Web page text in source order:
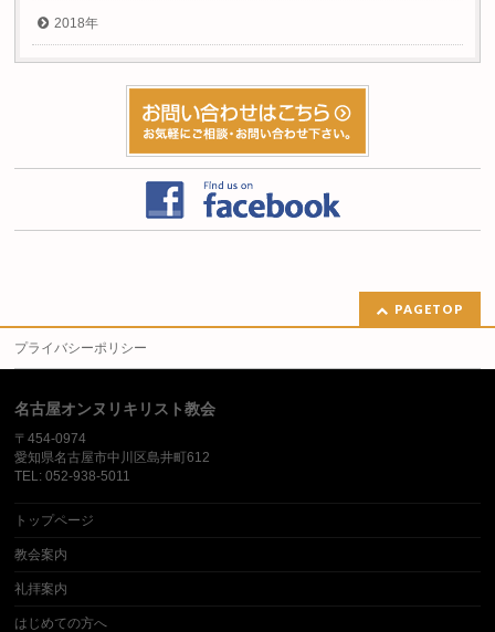
2018年
PAGETOP
プライバシーポリシー
名古屋オンヌリキリスト教会
〒454-0974
愛知県名古屋市中川区島井町612
TEL: 052-938-5011
トップページ
教会案内
礼拝案内
はじめての方へ